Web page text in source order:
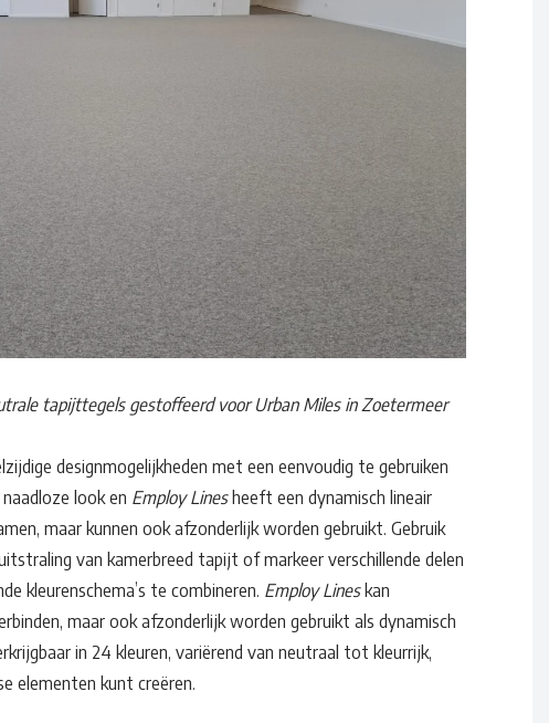
Waar ben je naar op zoek?
tapijttegels gestoffeerd voor Urban Miles in Zoetermeer
designmogelijkheden met een eenvoudig te gebruiken
look en Employ Linesheeft een dynamisch lineair
maar kunnen ook afzonderlijk worden gebruikt. Gebruik
van kamerbreed tapijt of markeer verschillende delen
kleurenschema’s te combineren. Employ Lineskan
maar ook afzonderlijk worden gebruikt als dynamisch
in 24 kleuren, variërend van neutraal tot kleurrijk,
elementen kunt creëren.